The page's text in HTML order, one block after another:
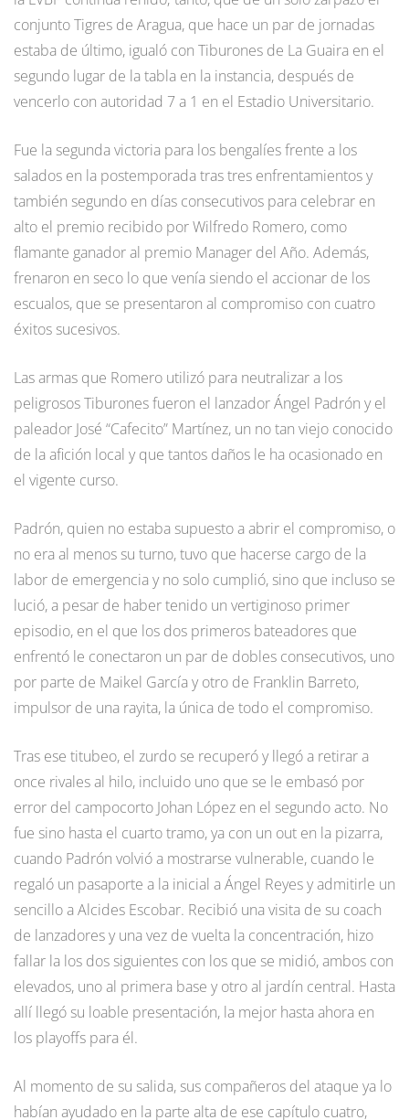
conjunto Tigres de Aragua, que hace un par de jornadas
estaba de último, igualó con Tiburones de La Guaira en el
segundo lugar de la tabla en la instancia, después de
vencerlo con autoridad 7 a 1 en el Estadio Universitario.
Fue la segunda victoria para los bengalíes frente a los
salados en la postemporada tras tres enfrentamientos y
también segundo en días consecutivos para celebrar en
alto el premio recibido por Wilfredo Romero, como
flamante ganador al premio Manager del Año. Además,
frenaron en seco lo que venía siendo el accionar de los
escualos, que se presentaron al compromiso con cuatro
éxitos sucesivos.
Las armas que Romero utilizó para neutralizar a los
peligrosos Tiburones fueron el lanzador Ángel Padrón y el
paleador José “Cafecito” Martínez, un no tan viejo conocido
de la afición local y que tantos daños le ha ocasionado en
el vigente curso.
Padrón, quien no estaba supuesto a abrir el compromiso, o
no era al menos su turno, tuvo que hacerse cargo de la
labor de emergencia y no solo cumplió, sino que incluso se
lució, a pesar de haber tenido un vertiginoso primer
episodio, en el que los dos primeros bateadores que
enfrentó le conectaron un par de dobles consecutivos, uno
por parte de Maikel García y otro de Franklin Barreto,
impulsor de una rayita, la única de todo el compromiso.
Tras ese titubeo, el zurdo se recuperó y llegó a retirar a
once rivales al hilo, incluido uno que se le embasó por
error del campocorto Johan López en el segundo acto. No
fue sino hasta el cuarto tramo, ya con un out en la pizarra,
cuando Padrón volvió a mostrarse vulnerable, cuando le
regaló un pasaporte a la inicial a Ángel Reyes y admitirle un
sencillo a Alcides Escobar. Recibió una visita de su coach
de lanzadores y una vez de vuelta la concentración, hizo
fallar la los dos siguientes con los que se midió, ambos con
elevados, uno al primera base y otro al jardín central. Hasta
allí llegó su loable presentación, la mejor hasta ahora en
los playoffs para él.
Al momento de su salida, sus compañeros del ataque ya lo
habían ayudado en la parte alta de ese capítulo cuatro,